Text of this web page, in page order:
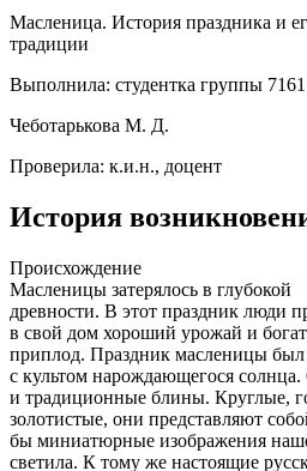
Масленица. История праздника и
традиции
Выполнила: студентка группы 7161
Чеботарькова М. Д.
Проверила: к.и.н., доцент
История
Происхождение
Масленицы затерялось в глубокой
древности. В этот праздник люди
в свой дом хороший урожай и
приплод. Праздник масленицы был
с культом нарождающегося
и традиционные блины. Круглые,
золотистые, они представляют
бы миниатюрные изображения
светила. К тому же настоящие